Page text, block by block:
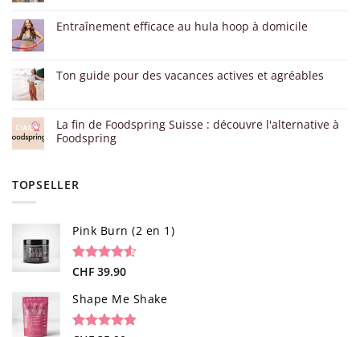
Entraînement efficace au hula hoop à domicile
Ton guide pour des vacances actives et agréables
La fin de Foodspring Suisse : découvre l'alternative à
Foodspring
TOPSELLER
Pink Burn (2 en 1)
Noté4.52
sur
96
notations
client
CHF 39.90
Shape Me Shake